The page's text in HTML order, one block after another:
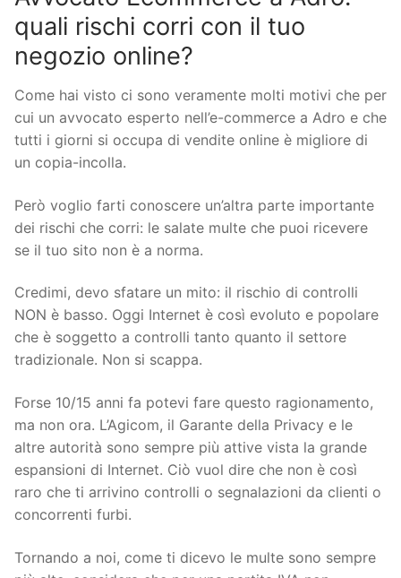
quali rischi corri con il tuo
negozio online?
Come hai visto ci sono veramente molti motivi che per
cui un avvocato esperto nell’e-commerce a Adro e che
tutti i giorni si occupa di vendite online è migliore di
un copia-incolla.
Però voglio farti conoscere un’altra parte importante
dei rischi che corri: le salate multe che puoi ricevere
se il tuo sito non è a norma.
Credimi, devo sfatare un mito: il rischio di controlli
NON è basso. Oggi Internet è così evoluto e popolare
che è soggetto a controlli tanto quanto il settore
tradizionale. Non si scappa.
Forse 10/15 anni fa potevi fare questo ragionamento,
ma non ora. L’Agicom, il Garante della Privacy e le
altre autorità sono sempre più attive vista la grande
espansioni di Internet. Ciò vuol dire che non è così
raro che ti arrivino controlli o segnalazioni da clienti o
concorrenti furbi.
Tornando a noi, come ti dicevo le multe sono sempre